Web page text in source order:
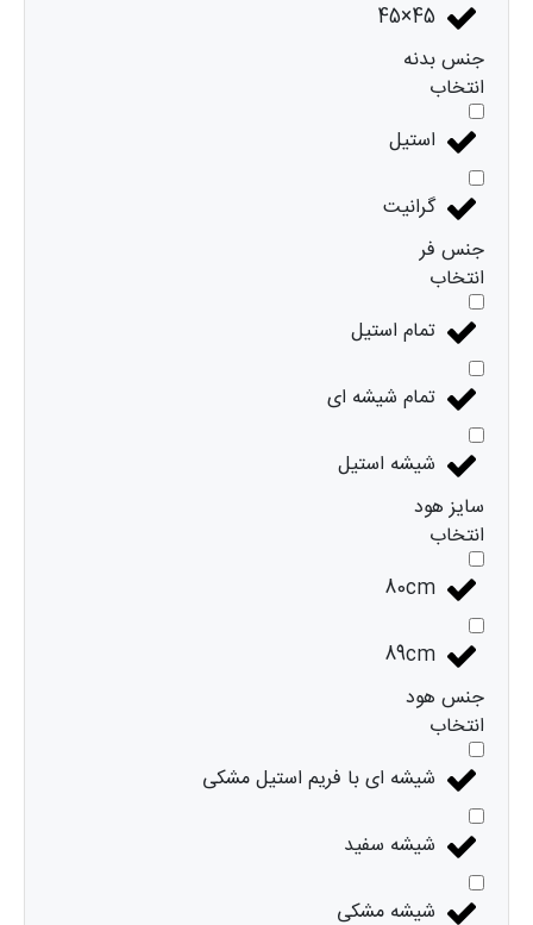
45×45
جنس بدنه
انتخاب
استیل
گرانیت
جنس فر
انتخاب
تمام استیل
تمام شیشه ای
شیشه استیل
سایز هود
انتخاب
80cm
89cm
جنس هود
انتخاب
شیشه ای با فریم استیل مشکی
شیشه سفید
شیشه مشکی